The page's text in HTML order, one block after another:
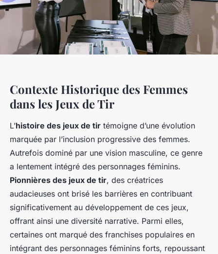
Contexte Historique des Femmes
dans les Jeux de Tir
L’histoire des jeux de tir témoigne d’une évolution
marquée par l’inclusion progressive des femmes.
Autrefois dominé par une vision masculine, ce genre
a lentement intégré des personnages féminins.
Pionnières des jeux de tir, des créatrices
audacieuses ont brisé les barrières en contribuant
significativement au développement de ces jeux,
offrant ainsi une diversité narrative. Parmi elles,
certaines ont marqué des franchises populaires en
intégrant des personnages féminins forts, repoussant